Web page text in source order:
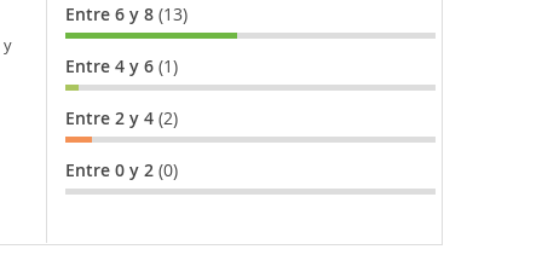
y
Entre 6 y 8 (13)
Entre 4 y 6 (1)
Entre 2 y 4 (2)
Entre 0 y 2 (0)